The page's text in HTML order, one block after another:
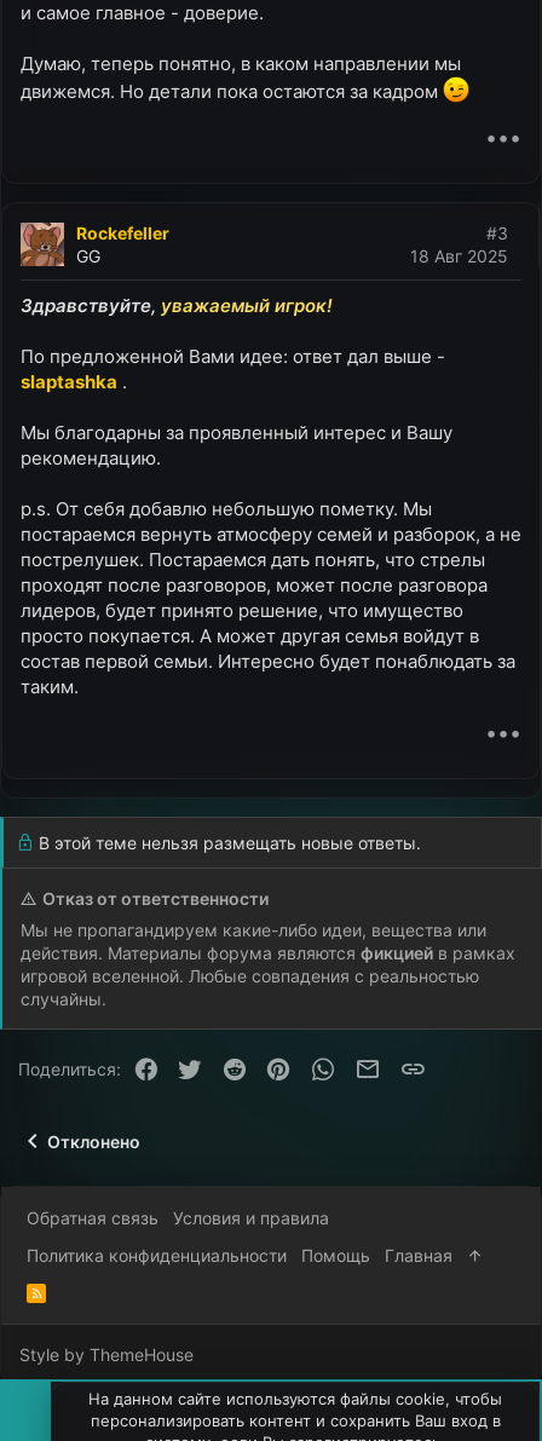
и самое главное - доверие.
Думаю, теперь понятно, в каком направлении мы
движемся. Но детали пока остаются за кадром
•••
Rockefeller
GG
18 Авг 2025
#3
Здравствуйте, уважаемый игрок!
По предложенной Вами идее: ответ дал выше -
slaptashka .
Мы благодарны за проявленный интерес и Вашу
рекомендацию.
p.s. От себя добавлю небольшую пометку. Мы
постараемся вернуть атмосферу семей и разборок, а не
пострелушек. Постараемся дать понять, что стрелы
проходят после разговоров, может после разговора
лидеров, будет принято решение, что имущество
просто покупается. А может другая семья войдут в
состав первой семьи. Интересно будет понаблюдать за
таким.
•••
В этой теме нельзя размещать новые ответы.
Отказ от ответственности
Мы не пропагандируем какие-либо идеи, вещества или
действия. Материалы форума являются фикцией в рамках
игровой вселенной. Любые совпадения с реальностью
случайны.
Поделиться: Facebook
Twitter Reddit PinterestWhatsAppЭлектронная почта
Отклонено
Обратная связь
Условия и правила
Политика конфиденциальности
Помощь Главная
Style by ThemeHouse
На данном сайте используются файлы cookie, чтобы
персонализировать контент и сохранить Ваш вход в